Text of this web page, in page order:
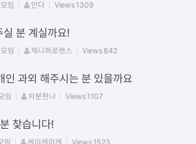
임 인다 Views1309
분 계실까요!
임 제니퍼로렌스 Views842
과외 해주시는 분 있을까요
임 차분한나 Views1107
찾습니다!